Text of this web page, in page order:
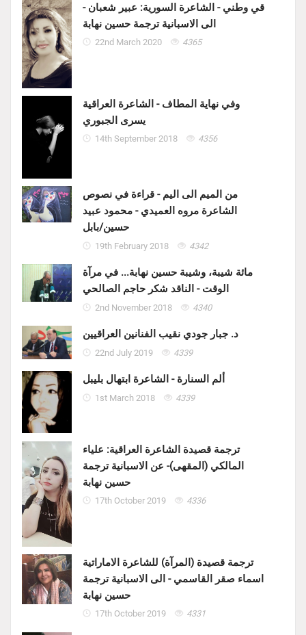
قي وطني - الشاعرة السورية: عبير شعبان -
الى الاسبانية ترجمة حسين نهابة
22nd March 2020 4365
وفي نهاية المطاف - الشاعرة العراقية
يسرى الجبوري
14th September 2018 4356
من الميم الى اليم - قراءة في نصوص
الشاعرة مروه العميدي - محمود عبيد
حسين/بابل
19th February 2018 4342
مائة شيبة، وشيبة حسين نهابة... في مرآة
الوقت - الناقد شكر حاجم الصالحي
2nd November 2018 4340
د. جبار جودي نقيب الفنانين العراقيين
22nd July 2019 4339
ألم السنارة - الشاعرة ابتهال بليبل
1st March 2018 4339
ترجمة قصيدة الشاعرة العراقية: علياء
المالكي (المقهى)- عن الاسبانية ترجمة
حسين نهابة
17th October 2019 4336
ترجمة قصيدة (المرآة) للشاعرة الاماراتية
اسماء صقر القاسمي - الى الاسبانية ترجمة
حسين نهابة
17th October 2019 4331